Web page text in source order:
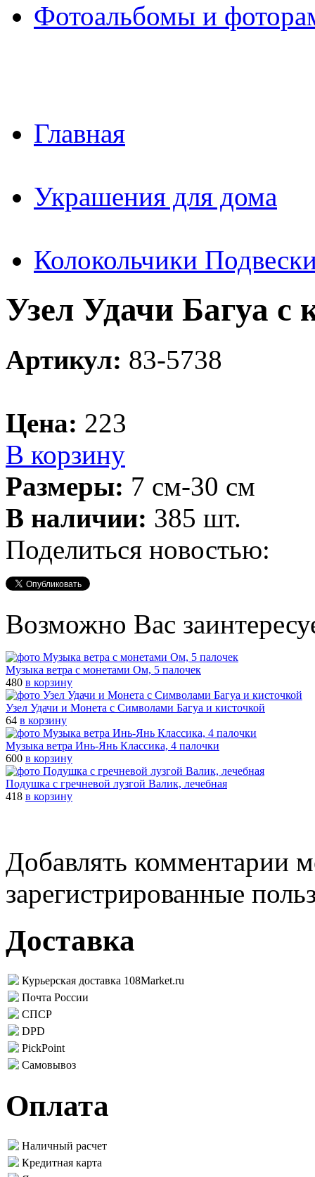
Фотоальбомы и
Главная
Украшения для дома
Колокольчики
Узел Удачи Багуа с
Артикул: 83-5738
Цена: 223
В корзину
Размеры: 7 см-30 см
В наличии: 385 шт.
Поделиться новостью:
Возможно Вас
Музыка ветра с монетами Ом, 5 палочек
480 в корзину
Узел Удачи и Монета с Символами Багуа и кисточкой
64 в корзину
Музыка ветра Инь-Янь Классика, 4 палочки
600 в корзину
Подушка с гречневой лузгой Валик, лечебная
418 в корзину
Добавлять комментарии
зарегистрированные
Доставка
Курьерская доставка 108Market.ru
Почта России
СПСР
DPD
PickPoint
Самовывоз
Оплата
Наличный расчет
Кредитная карта